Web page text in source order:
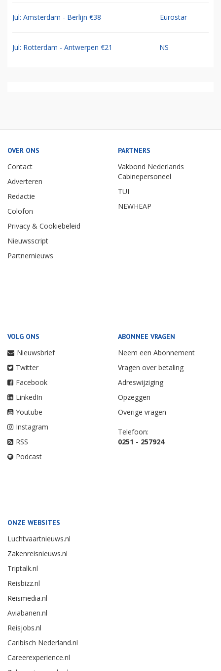
Jul: Amsterdam - Berlijn €38 Eurostar
Jul: Rotterdam - Antwerpen €21 NS
OVER ONS
Contact
Adverteren
Redactie
Colofon
Privacy & Cookiebeleid
Nieuwsscript
Partnernieuws
PARTNERS
Vakbond Nederlands
Cabinepersoneel
TUI
NEWHEAP
VOLG ONS
Nieuwsbrief
Twitter
Facebook
LinkedIn
Youtube
Instagram
RSS
Podcast
ABONNEE VRAGEN
Neem een Abonnement
Vragen over betaling
Adreswijziging
Opzeggen
Overige vragen
Telefoon:
0251 - 257924
ONZE WEBSITES
Luchtvaartnieuws.nl
Zakenreisnieuws.nl
Triptalk.nl
Reisbizz.nl
Reismedia.nl
Aviabanen.nl
Reisjobs.nl
Caribisch Nederland.nl
Careerexperience.nl